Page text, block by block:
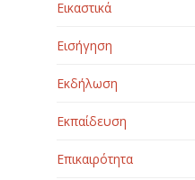
Εικαστικά
Εισήγηση
Εκδήλωση
Εκπαίδευση
Επικαιρότητα